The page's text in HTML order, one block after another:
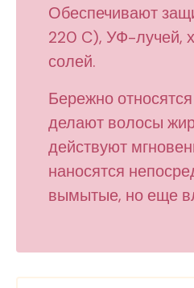
Обеспечивают
220 C), УФ-лучей,
солей.
Бережно
делают волосы
действуют
наносятся
вымытые, но еще